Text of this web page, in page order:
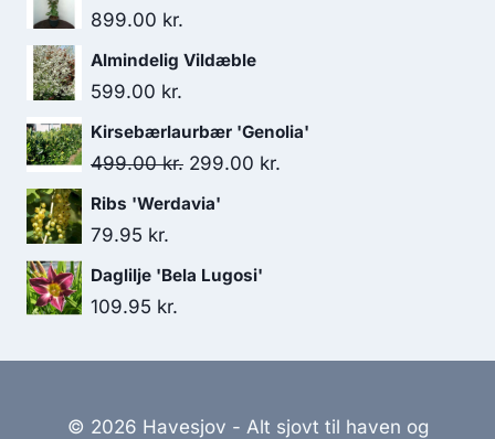
899.00 kr.
Almindelig Vildæble
599.00 kr.
Kirsebærlaurbær 'Genolia'
499.00kr. Den
oprindelige
299.00 kr.
Ribs 'Werdavia'
79.95 kr.
Daglilje 'Bela Lugosi'
109.95 kr.
© 2026 Havesjov - Alt sjovt til haven og